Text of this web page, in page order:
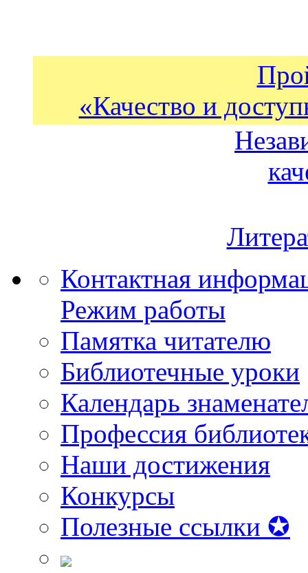
«Качество и
Контактная
Режим работы
Памятка читателю
Библиотечные уроки
Календарь
Профессия
Наши достижения
Конкурсы
Полезные ссылки ✪